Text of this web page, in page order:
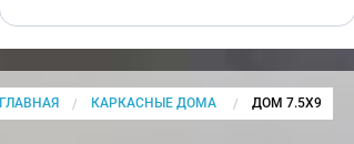
ГЛАВНАЯ КАРКАСНЫЕ ДОМА CURRENT:
ДОМ 7.5Х9